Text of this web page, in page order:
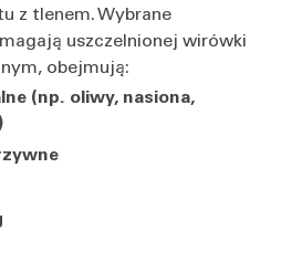
z tlenem. Wybrane
uszczelnionej wirówki
obejmują:
(np. oliwy, nasiona,